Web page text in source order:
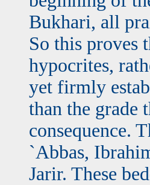
Bukhari, all
So this proves
hypocrites,
yet firmly
than the grade
consequence.
`Abbas,
Jarir. These